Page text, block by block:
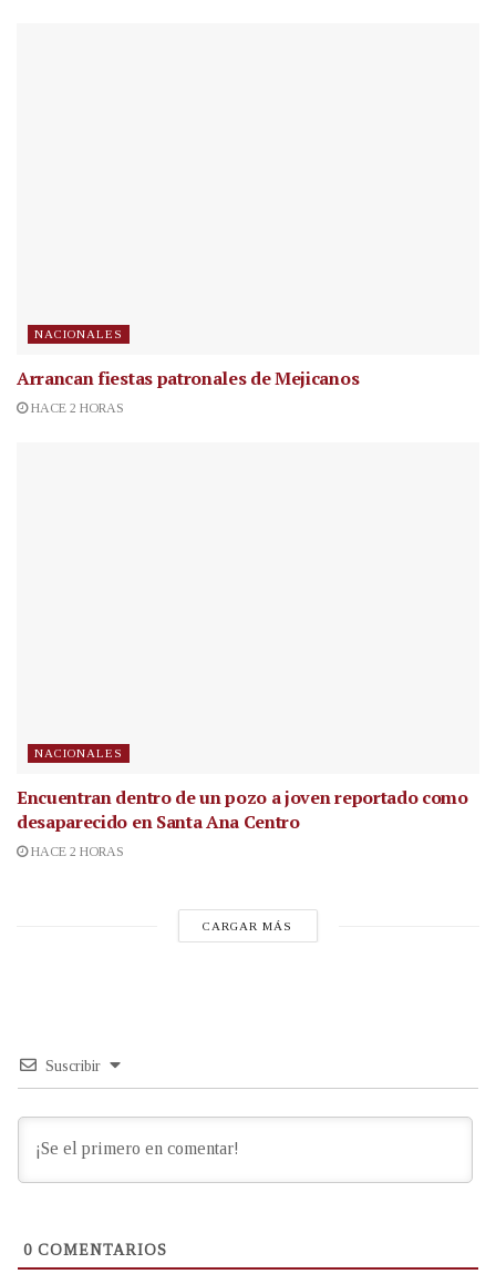
NACIONALES
Arrancan fiestas patronales de Mejicanos
HACE 2 HORAS
NACIONALES
Encuentran dentro de un pozo a joven reportado como
desaparecido en Santa Ana Centro
HACE 2 HORAS
CARGAR MÁS
Suscribir
0 COMENTARIOS